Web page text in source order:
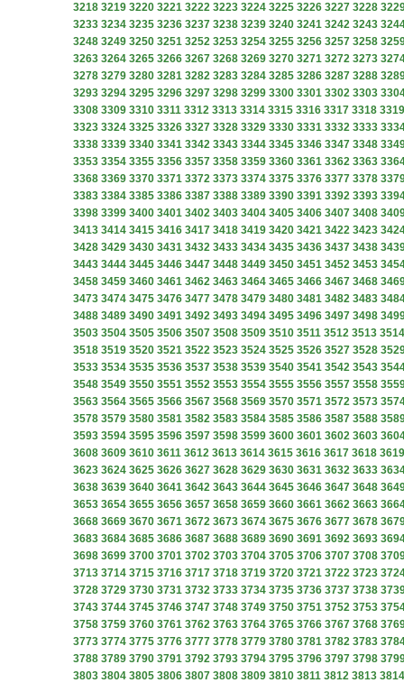
3218 3219 3220 3221 3222 3223 3224 3225 3226 3227 3228
3233 3234 3235 3236 3237 3238 3239 3240 3241 3242 3243
3248 3249 3250 3251 3252 3253 3254 3255 3256 3257 3258
3263 3264 3265 3266 3267 3268 3269 3270 3271 3272 3273
3278 3279 3280 3281 3282 3283 3284 3285 3286 3287 3288
3293 3294 3295 3296 3297 3298 3299 3300 3301 3302 3303
3308 3309 3310 3311 3312 3313 3314 3315 3316 3317 3318 3319
3323 3324 3325 3326 3327 3328 3329 3330 3331 3332 3333
3338 3339 3340 3341 3342 3343 3344 3345 3346 3347 3348
3353 3354 3355 3356 3357 3358 3359 3360 3361 3362 3363
3368 3369 3370 3371 3372 3373 3374 3375 3376 3377 3378
3383 3384 3385 3386 3387 3388 3389 3390 3391 3392 3393
3398 3399 3400 3401 3402 3403 3404 3405 3406 3407 3408
3413 3414 3415 3416 3417 3418 3419 3420 3421 3422 3423
3428 3429 3430 3431 3432 3433 3434 3435 3436 3437 3438
3443 3444 3445 3446 3447 3448 3449 3450 3451 3452 3453
3458 3459 3460 3461 3462 3463 3464 3465 3466 3467 3468
3473 3474 3475 3476 3477 3478 3479 3480 3481 3482 3483
3488 3489 3490 3491 3492 3493 3494 3495 3496 3497 3498
3503 3504 3505 3506 3507 3508 3509 3510 3511 3512 3513 3514
3518 3519 3520 3521 3522 3523 3524 3525 3526 3527 3528
3533 3534 3535 3536 3537 3538 3539 3540 3541 3542 3543
3548 3549 3550 3551 3552 3553 3554 3555 3556 3557 3558
3563 3564 3565 3566 3567 3568 3569 3570 3571 3572 3573
3578 3579 3580 3581 3582 3583 3584 3585 3586 3587 3588
3593 3594 3595 3596 3597 3598 3599 3600 3601 3602 3603
3608 3609 3610 3611 3612 3613 3614 3615 3616 3617 3618 3619
3623 3624 3625 3626 3627 3628 3629 3630 3631 3632 3633
3638 3639 3640 3641 3642 3643 3644 3645 3646 3647 3648
3653 3654 3655 3656 3657 3658 3659 3660 3661 3662 3663
3668 3669 3670 3671 3672 3673 3674 3675 3676 3677 3678
3683 3684 3685 3686 3687 3688 3689 3690 3691 3692 3693
3698 3699 3700 3701 3702 3703 3704 3705 3706 3707 3708
3713 3714 3715 3716 3717 3718 3719 3720 3721 3722 3723
3728 3729 3730 3731 3732 3733 3734 3735 3736 3737 3738
3743 3744 3745 3746 3747 3748 3749 3750 3751 3752 3753
3758 3759 3760 3761 3762 3763 3764 3765 3766 3767 3768
3773 3774 3775 3776 3777 3778 3779 3780 3781 3782 3783
3788 3789 3790 3791 3792 3793 3794 3795 3796 3797 3798
3803 3804 3805 3806 3807 3808 3809 3810 3811 3812 3813 3814